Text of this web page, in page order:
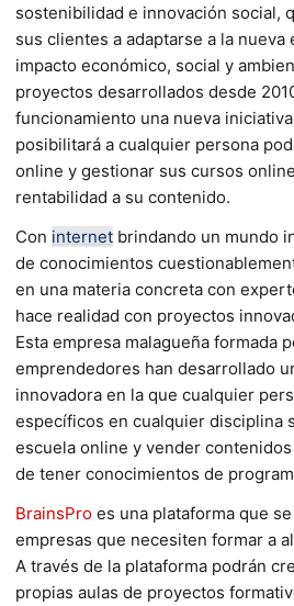
sostenibilidad e innovación social,
sus clientes a adaptarse a la nueva
impacto económico, social y
proyectos desarrollados desde
funcionamiento una nueva
posibilitará a cualquier persona
online y gestionar sus cursos
rentabilidad a su contenido.
Con internet brindando un mundo
de conocimientos
en una materia concreta con
hace realidad con proyectos
Esta empresa malagueña formada
emprendedores han desarrollado
innovadora en la que cualquier
específicos en cualquier disciplina
escuela online y vender
de tener conocimientos de
BrainsPro es una plataforma que
empresas que necesiten formar a
A través de la plataforma podrán
propias aulas de proyectos